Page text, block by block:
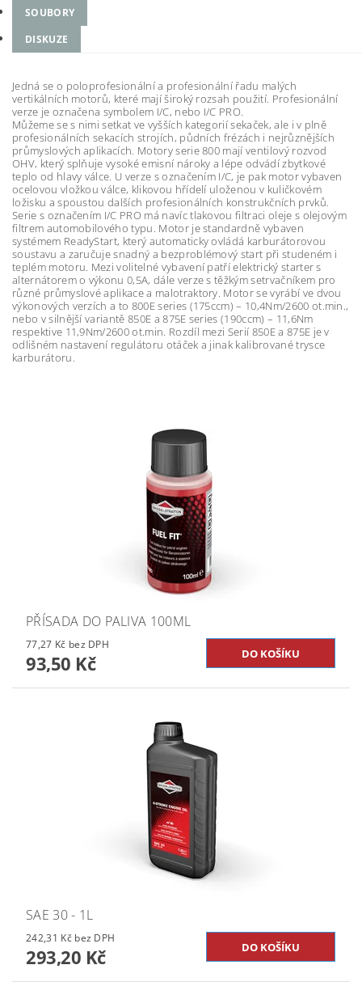
SOUBORY
DISKUZE
Jedná se o poloprofesionální a profesionální řadu malých
vertikálních motorů, které mají široký rozsah použití. Profesionální
verze je označena symbolem I/C, nebo I/C PRO.
Můžeme se s nimi setkat ve vyšších kategorií sekaček, ale i v plně
profesionálních sekacích strojích, půdních frézách i nejrůznějších
průmyslových aplikacích. Motory serie 800 mají ventilový rozvod
OHV, který splňuje vysoké emisní nároky a lépe odvádí zbytkové
teplo od hlavy válce. U verze s označením I/C, je pak motor vybaven
ocelovou vložkou válce, klikovou hřídelí uloženou v kuličkovém
ložisku a spoustou dalších profesionálních konstrukčních prvků.
Serie s označením I/C PRO má navíc tlakovou filtraci oleje s olejovým
filtrem automobilového typu. Motor je standardně vybaven
systémem ReadyStart, který automaticky ovládá karburátorovou
soustavu a zaručuje snadný a bezproblémový start při studeném i
teplém motoru. Mezi volitelné vybavení patří elektrický starter s
alternátorem o výkonu 0,5A, dále verze s těžkým setrvačníkem pro
různé průmyslové aplikace a malotraktory. Motor se vyrábí ve dvou
výkonových verzích a to 800E series (175ccm) – 10,4Nm/2600 ot.min.,
nebo v silnější variantě 850E a 875E series (190ccm) – 11,6Nm
respektive 11,9Nm/2600 ot.min. Rozdíl mezi Serií 850E a 875E je v
odlišném nastavení regulátoru otáček a jinak kalibrované trysce
karburátoru.
PŘÍSADA DO PALIVA 100ML
77,27 Kč bez DPH
93,50 Kč
SAE 30 - 1L
242,31 Kč bez DPH
293,20 Kč